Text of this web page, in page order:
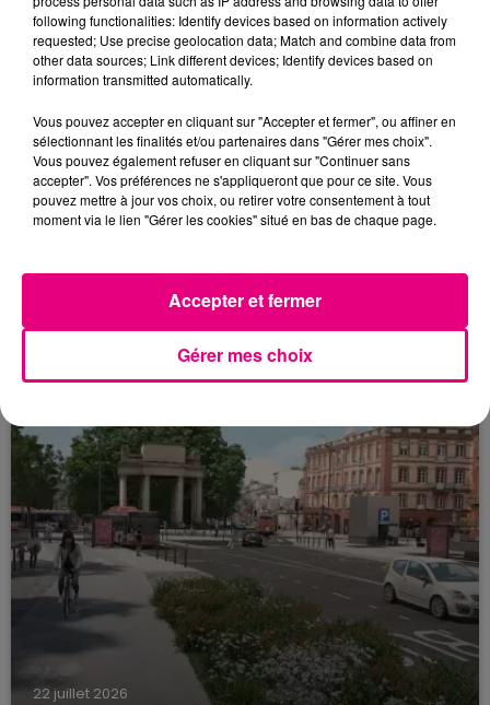
Violent incendie au nord de Toulouse
22 juillet 2026
following functionalities: Identify devices based on information actively
requested; Use precise geolocation data; Match and combine data from
other data sources; Link different devices; Identify devices based on
information transmitted automatically.
Vous pouvez accepter en cliquant sur "Accepter et fermer", ou affiner en
sélectionnant les finalités et/ou partenaires dans "Gérer mes choix".
Vous pouvez également refuser en cliquant sur "Continuer sans
accepter". Vos préférences ne s'appliqueront que pour ce site. Vous
pouvez mettre à jour vos choix, ou retirer votre consentement à tout
moment via le lien "Gérer les cookies" situé en bas de chaque page.
Gérer mes choix
Accepter et fermer